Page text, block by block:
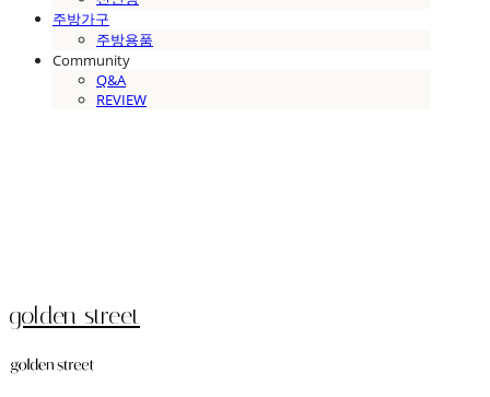
주방가구
주방용품
Community
Q&A
REVIEW
golden street